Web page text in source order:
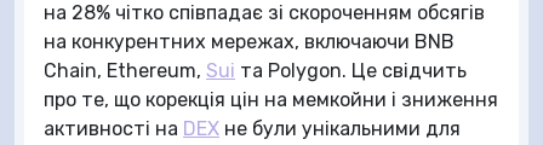
на 28% чітко співпадає зі скороченням обсягів
на конкурентних мережах, включаючи BNB
Chain, Ethereum, Sui та Polygon. Це свідчить
про те, що корекція цін на мемкойни і зниження
активності на DEX не були унікальними для